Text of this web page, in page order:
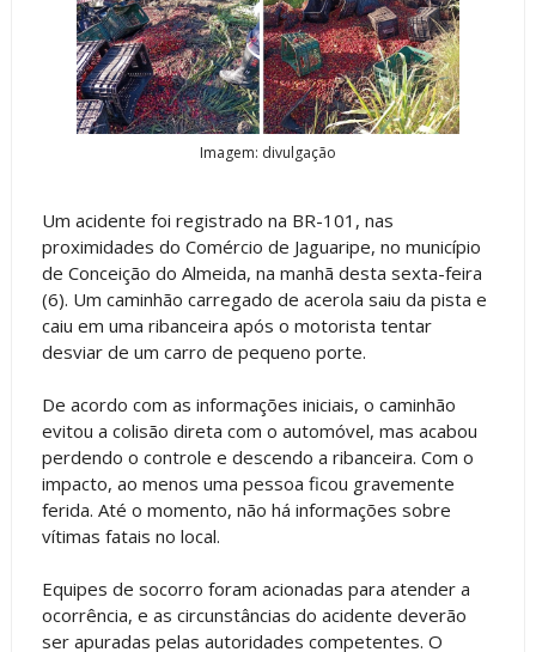
Imagem: divulgação
Um acidente foi registrado na BR-101, nas
proximidades do Comércio de Jaguaripe, no município
de Conceição do Almeida, na manhã desta sexta-feira
(6). Um caminhão carregado de acerola saiu da pista e
caiu em uma ribanceira após o motorista tentar
desviar de um carro de pequeno porte.
De acordo com as informações iniciais, o caminhão
evitou a colisão direta com o automóvel, mas acabou
perdendo o controle e descendo a ribanceira. Com o
impacto, ao menos uma pessoa ficou gravemente
ferida. Até o momento, não há informações sobre
vítimas fatais no local.
Equipes de socorro foram acionadas para atender a
ocorrência, e as circunstâncias do acidente deverão
ser apuradas pelas autoridades competentes. O